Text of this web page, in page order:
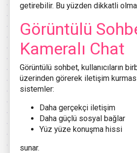
getirebilir. Bu yüzden dikkatli
Görüntülü
Kameralı Chat
Görüntülü sohbet, kullanıcıların
üzerinden görerek iletişim
sistemler:
Daha gerçekçi iletişim
Daha güçlü sosyal bağlar
Yüz yüze konuşma hissi
sunar.